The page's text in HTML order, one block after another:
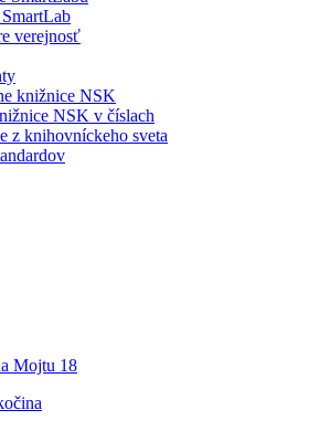
verejnosť
knižnice NSK
NSK v číslach
z knihovníckeho sveta
Mojtu 18